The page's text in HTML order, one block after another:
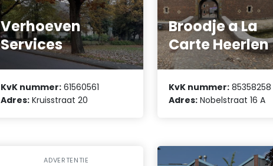
Verhoeven
Services
KvK nummer: 61560561
Adres: Kruisstraat 20
Broodje a La
Carte Heerlen
KvK nummer: 85358258
Adres: Nobelstraat 16 A
ADVERTENTIE